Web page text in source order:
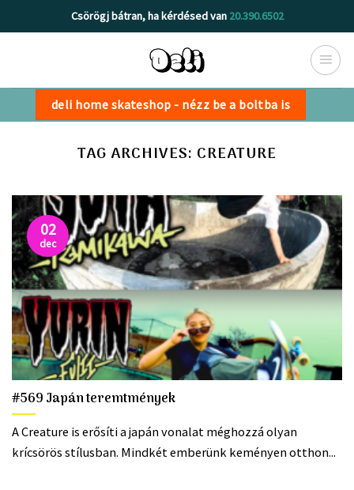
to
Csörögj bátran, ha kérdésed van 20.390.6502
deli home skateshop - nézz be a boltba is
TAG ARCHIVES: CREATURE
#569 Japán teremtmények
A Creature is erősíti a japán vonalat méghozzá olyan
krícsörös stílusban. Mindkét emberünk keményen otthon...
02
dec